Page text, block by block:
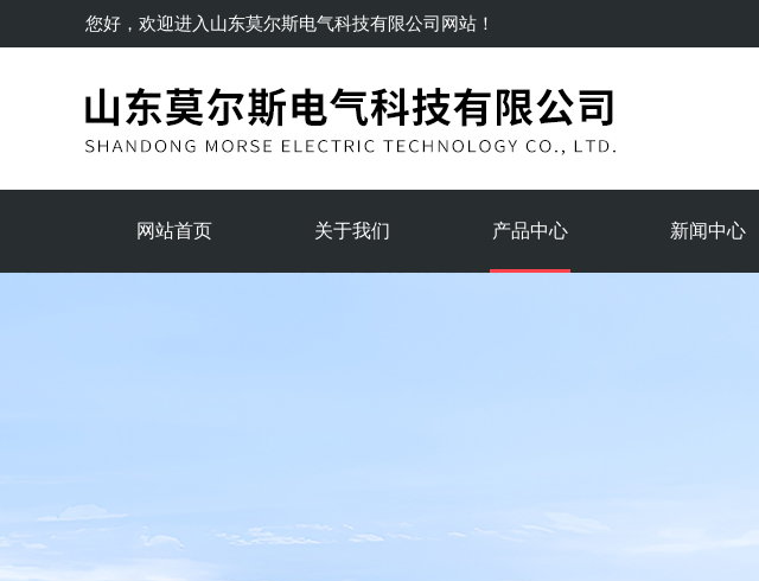
您好，欢迎进入 山东莫尔斯电气科技有限公司网站！
网站首页 关于我们 产品中心 新闻中心